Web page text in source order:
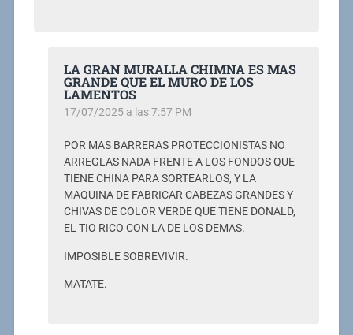
LA GRAN MURALLA CHIMNA ES MAS
GRANDE QUE EL MURO DE LOS
LAMENTOS
17/07/2025 a las 7:57 PM
POR MAS BARRERAS PROTECCIONISTAS NO
ARREGLAS NADA FRENTE A LOS FONDOS QUE
TIENE CHINA PARA SORTEARLOS, Y LA
MAQUINA DE FABRICAR CABEZAS GRANDES Y
CHIVAS DE COLOR VERDE QUE TIENE DONALD,
EL TIO RICO CON LA DE LOS DEMAS.
IMPOSIBLE SOBREVIVIR.
MATATE.